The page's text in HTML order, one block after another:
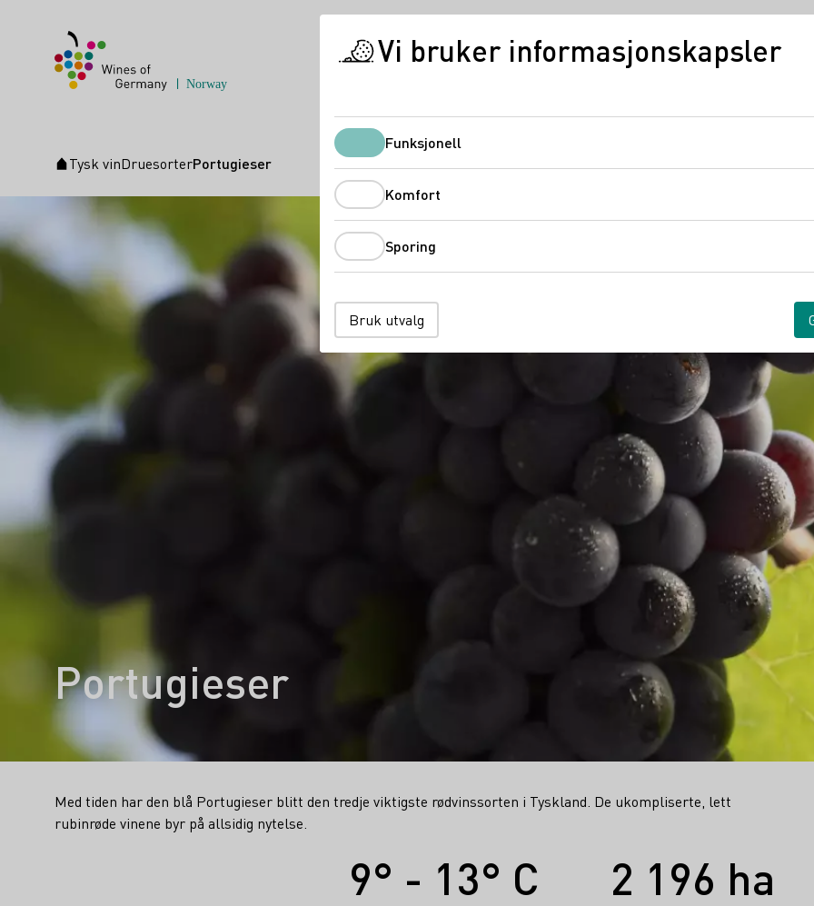
Startside
Tysk vinDruesorterPortugieser
Portugieser
Med tiden har den blå Portugieser blitt den tredje viktigste rødvinssorten i Tyskland. De ukompliserte, lett
rubinrøde vinene byr på allsidig nytelse.
9° - 13° C 2 196 ha
Vi bruker informasjonskapsler
FunksjonellFunksjonell
Komfort
Sporing
Bruk utvalg